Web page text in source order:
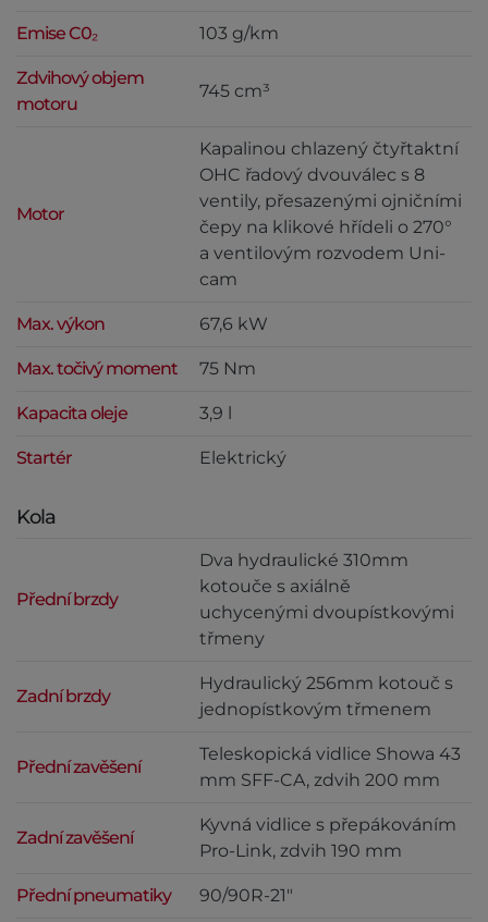
Emise C0₂ 103 g/km
Zdvihový objem
motoru
745 cm³
Motor
Kapalinou chlazený čtyřtaktní
OHC řadový dvouválec s 8
ventily, přesazenými ojničními
čepy na klikové hřídeli o 270°
a ventilovým rozvodem Uni-
cam
Max. výkon 67,6 kW
Max. točivý moment 75 Nm
Kapacita oleje 3,9 l
Startér Elektrický
Kola
Přední brzdy
Dva hydraulické 310mm
kotouče s axiálně
uchycenými dvoupístkovými
třmeny
Zadní brzdy
Hydraulický 256mm kotouč s
jednopístkovým třmenem
Přední zavěšení
Teleskopická vidlice Showa 43
mm SFF-CA, zdvih 200 mm
Zadní zavěšení
Kyvná vidlice s přepákováním
Pro-Link, zdvih 190 mm
Přední pneumatiky 90/90R-21"